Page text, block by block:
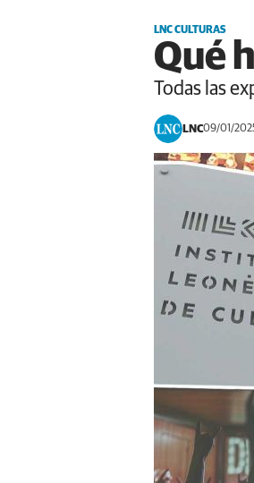
LNC CULTURAS
Qué
Todas las
LNC09/01/